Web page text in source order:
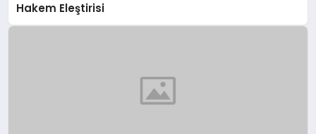
Hakem Eleştirisi